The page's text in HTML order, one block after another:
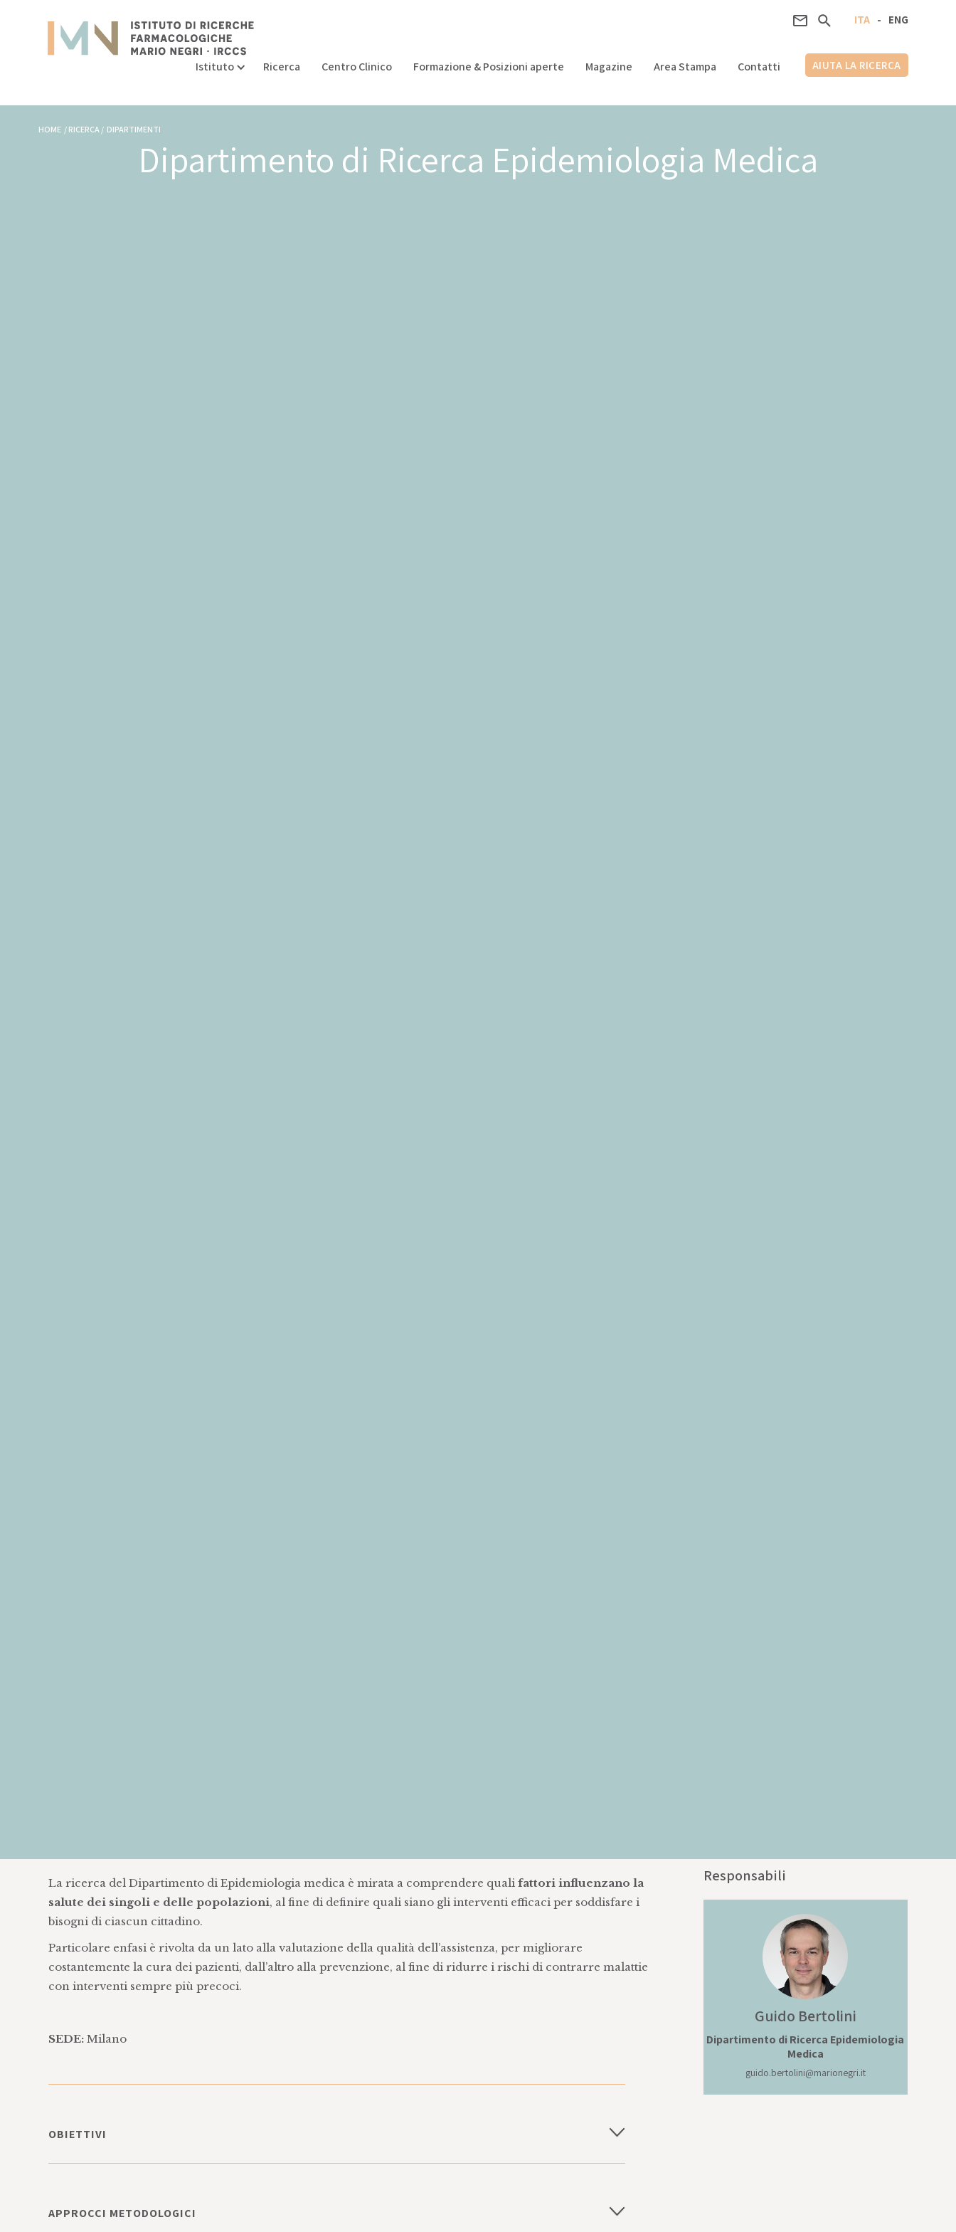
ENG
-
ITA
Istituto Ricerca Centro Clinico Formazione & Posizioni aperte Magazine Area Stampa Contatti AIUTA LA RICERCA
HOME / RICERCA / DIPARTIMENTI
Dipartimento di Ricerca Epidemiologia Medica
La ricerca del Dipartimento di Epidemiologia medica è mirata a comprendere qualifattori influenzano la
salute dei singoli e delle popolazioni, al fine di definire quali siano gli interventi efficaci per soddisfare i
bisogni di ciascun cittadino.
Particolare enfasi è rivolta da un lato alla valutazione della qualità dell’assistenza, per migliorare
costantemente la cura dei pazienti, dall’altro alla prevenzione, al fine di ridurre i rischi di contrarre malattie
con interventi sempre più precoci.
SEDE: Milano
OBIETTIVI
Informazione, formazione e confronto degli operatori sanitari e sociali, della popolazione e delle
APPROCCI METODOLOGICI
Responsabili
Guido Bertolini
Dipartimento di Ricerca Epidemiologia
Medica
guido.bertolini@marionegri.it